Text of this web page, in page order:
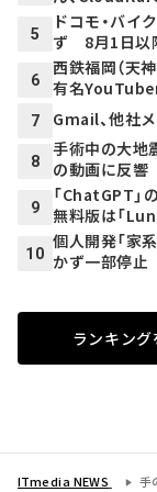
5
ドコモ・バイ
ず 8月1日以
6
西鉄福岡（天
有名
7 Gmail、他社
8
手術中の大地
の動画に反響
9
「ChatGPT」
無料版は「
10
個人開発「家
かず一部停止
ランキン
ITmedia NEWS 手